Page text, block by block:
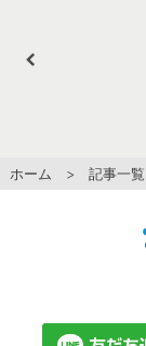
ホーム > 記事一覧